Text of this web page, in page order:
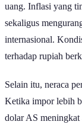
uang. Inflasi yang
sekaligus
internasional.
terhadap rupiah
Selain itu, neraca
Ketika impor lebih
dolar AS meningkat